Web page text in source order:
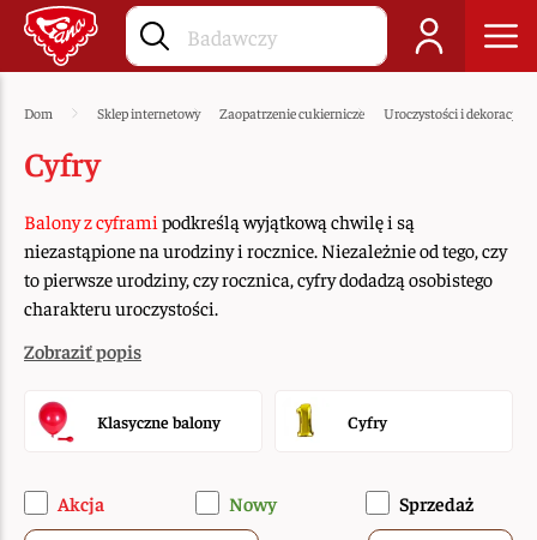
Dom Sklep internetowy Zaopatrzenie cukiernicze Uroczystości i dekoracje
Cyfry
Balony z cyframi podkreślą wyjątkową chwilę i są
niezastąpione na urodziny i rocznice. Niezależnie od tego, czy
to pierwsze urodziny, czy rocznica, cyfry dodadzą osobistego
charakteru uroczystości.
Zobraziť popis
Klasyczne balony Cyfry
Akcja Nowy Sprzedaż